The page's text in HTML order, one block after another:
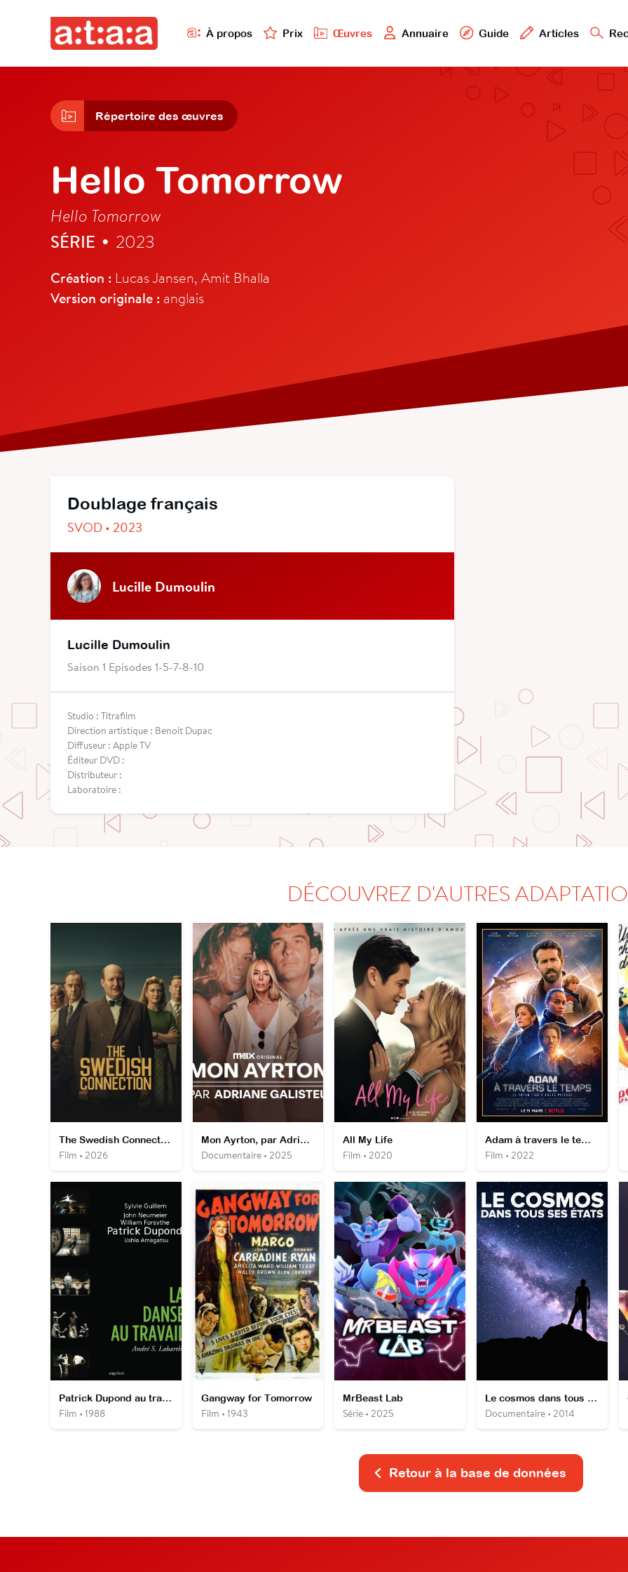
À propos Prix Œuvres Annuaire Guide Articles
Répertoire des œuvres
Hello Tomorrow
Hello Tomorrow
SÉRIE • 2023
Création : Lucas Jansen, Amit Bhalla
Version originale : anglais
Doublage français
SVOD • 2023
Lucille Dumoulin
Lucille Dumoulin
Saison 1 Episodes 1-5-7-8-10
Studio : Titrafilm
Direction artistique : Benoit Dupac
Diffuseur : Apple TV
Éditeur DVD :
Distributeur :
Laboratoire :
DÉCOUVREZ D'AUTRES
The Swedish Connection
Film • 2026
Mon Ayrton, par Adriane Galisteu
Documentaire • 2025
All My Life
Film • 2020
Adam à travers le temps
Film • 2022
Patrick Dupond au travail
Film • 1988
Gangway for Tomorrow
Film • 1943
MrBeast Lab
Série • 2025
Le cosmos dans tous ses états
Documentaire • 2014
Retour à la base de données